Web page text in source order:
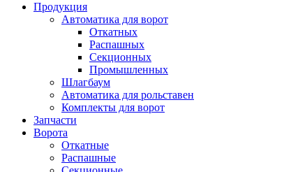
Продукция
Автоматика для ворот
Откатных
Распашных
Секционных
Промышленных
Шлагбаум
Автоматика для рольставен
Комплекты для ворот
Запчасти
Ворота
Откатные
Распашные